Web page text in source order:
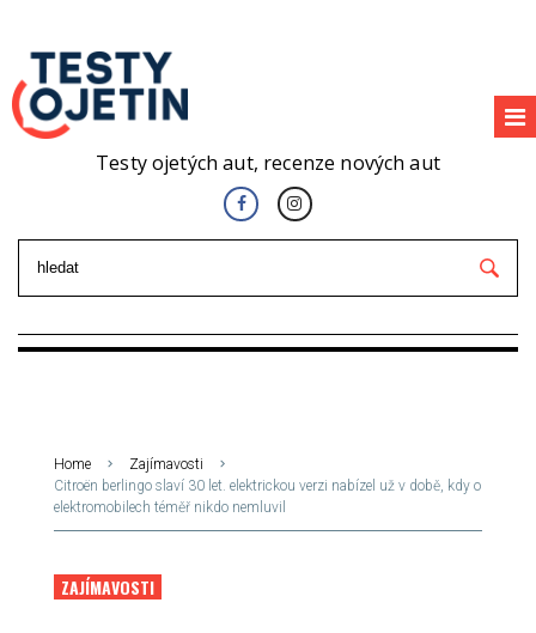
Testy ojetých aut, recenze nových aut
Home
Zajímavosti
Citroën berlingo slaví 30 let. elektrickou verzi nabízel už v době, kdy o
elektromobilech téměř nikdo nemluvil
ZAJÍMAVOSTI